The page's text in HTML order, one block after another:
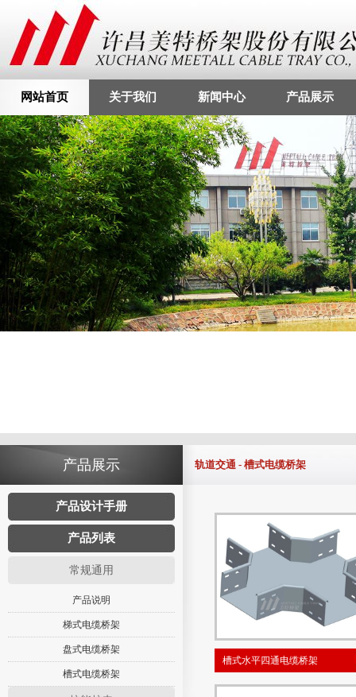
网站首页 关于我们 新闻中心 产品展示
产品展示
产品设计手册
产品列表
常规通用
产品说明
梯式电缆桥架
盘式电缆桥架
槽式电缆桥架
轨道交通 - 槽式电缆桥架
槽式水平四通电缆桥架